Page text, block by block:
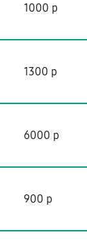
1000 р
1300 р
6000 р
900 р